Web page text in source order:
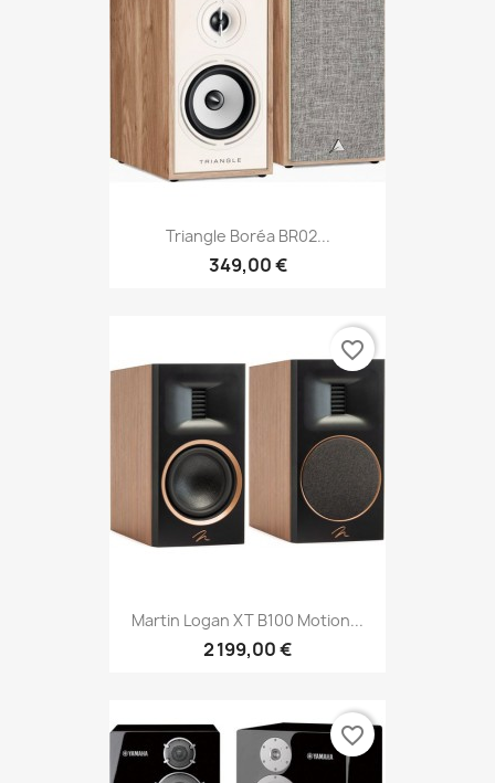
Triangle Boréa BR02...
349,00 €
Martin Logan XT B100 Motion...
2 199,00 €
favorite_border
favorite_border